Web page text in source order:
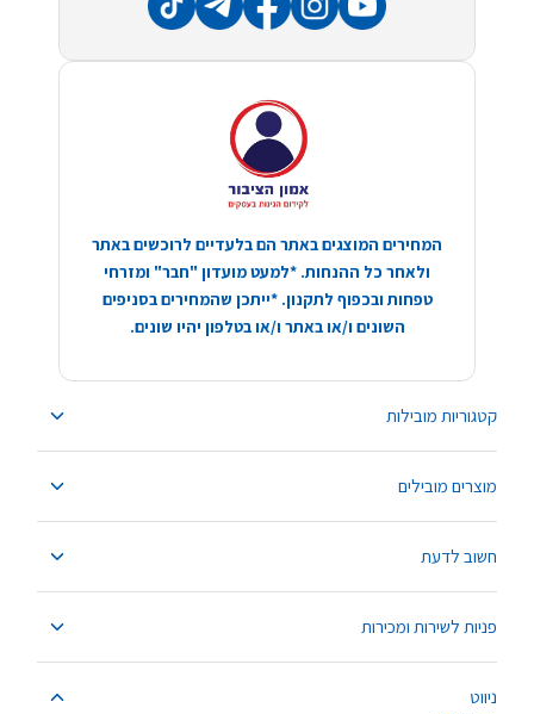
קטגוריות מובילות
מוצרים מובילים
חשוב לדעת
פניות לשירות ומכירות
ניווט
המחירים המוצגים באתר הם בלעדיים לרוכשים באתר
ולאחר כל ההנחות. *למעט מועדון "חבר" ומזרחי
טפחות ובכפוף לתקנון. *ייתכן שהמחירים בסניפים
השונים ו/או באתר ו/או בטלפון יהיו שונים.